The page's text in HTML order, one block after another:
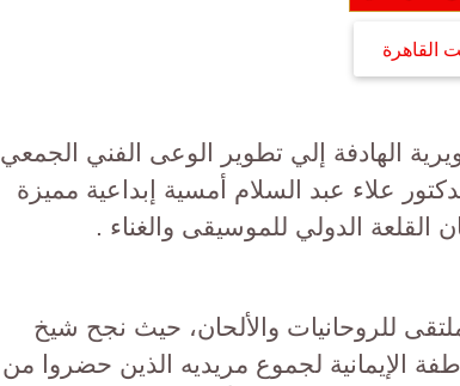
القاهرة
الهادفة إلي تطوير الوعى الفني الجمعي
علاء عبد السلام أمسية إبداعية مميزة
للروحانيات والألحان، حيث نجح شيخ
الإيمانية لجموع مريديه الذين حضروا من